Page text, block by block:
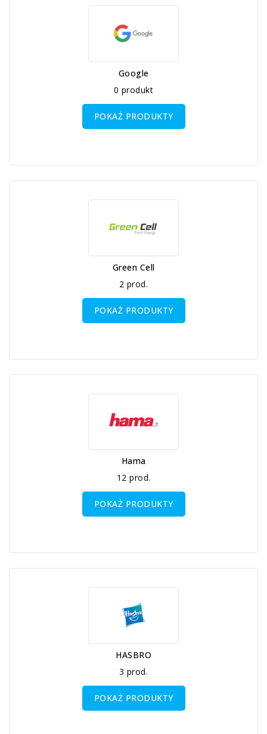
Google
0 produkt
POKAŻ PRODUKTY
Green Cell
2 prod.
POKAŻ PRODUKTY
Hama
12 prod.
POKAŻ PRODUKTY
HASBRO
3 prod.
POKAŻ PRODUKTY